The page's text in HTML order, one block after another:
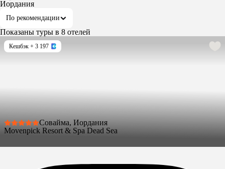
Иордания
По рекомендации
Показаны туры в 8 отелей
Кешбэк + 3 197
Совайма, Иордания
Movenpick Resort & Spa Dead Sea